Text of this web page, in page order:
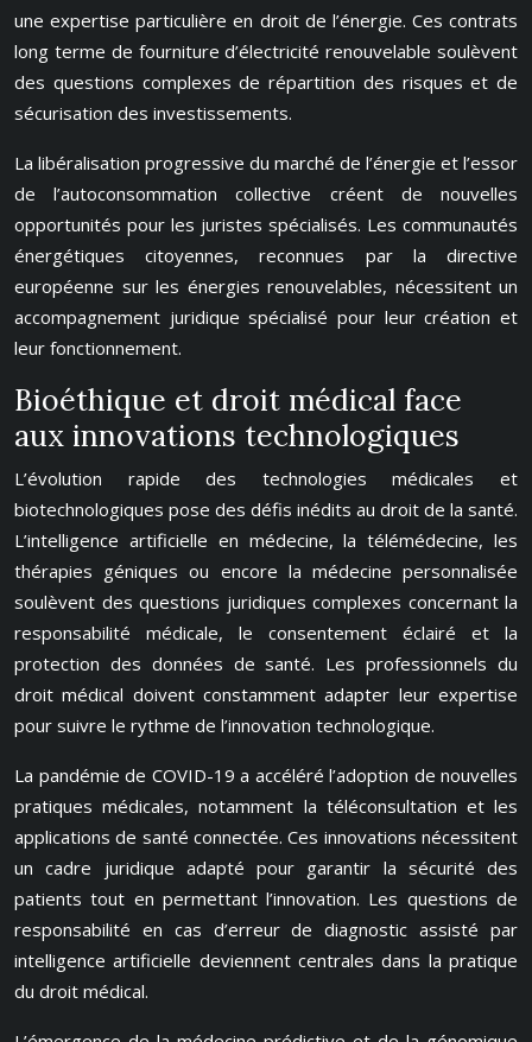
une expertise particulière en droit de l’énergie. Ces contrats
long terme de fourniture d’électricité renouvelable soulèvent
des questions complexes de répartition des risques et de
sécurisation des investissements.
La libéralisation progressive du marché de l’énergie et l’essor
de l’autoconsommation collective créent de nouvelles
opportunités pour les juristes spécialisés. Les communautés
énergétiques citoyennes, reconnues par la directive
européenne sur les énergies renouvelables, nécessitent un
accompagnement juridique spécialisé pour leur création et
leur fonctionnement.
Bioéthique et droit médical face
aux innovations technologiques
L’évolution rapide des technologies médicales et
biotechnologiques pose des défis inédits au droit de la santé.
L’intelligence artificielle en médecine, la télémédecine, les
thérapies géniques ou encore la médecine personnalisée
soulèvent des questions juridiques complexes concernant la
responsabilité médicale, le consentement éclairé et la
protection des données de santé. Les professionnels du
droit médical doivent constamment adapter leur expertise
pour suivre le rythme de l’innovation technologique.
La pandémie de COVID-19 a accéléré l’adoption de nouvelles
pratiques médicales, notamment la téléconsultation et les
applications de santé connectée. Ces innovations nécessitent
un cadre juridique adapté pour garantir la sécurité des
patients tout en permettant l’innovation. Les questions de
responsabilité en cas d’erreur de diagnostic assisté par
intelligence artificielle deviennent centrales dans la pratique
du droit médical.